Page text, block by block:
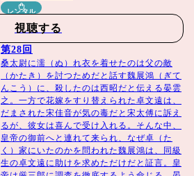
レンタル
視聴する
第28回
桑太尉に濡（ぬ）れ衣を着せたのは父の敵
（かたき）を討つためだと話す魏展鴻（ぎて
んこう）に、殺したのは西昭だと伝える晏雲
之。一方で花嫁をすり替えられた卓文遠は、
だまされた宋佳音が気の毒だと宋太傅に訴え
るが、彼女は喜んで受け入れる。そんな中、
皇帝の御前へと連れて来られ、なぜ卓（た
く）家にいたのかを問われた魏展鴻は、同級
生の卓文遠に助けを求めただけだと証言。皇